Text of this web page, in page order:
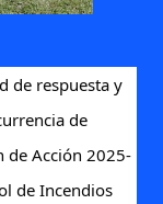
de respuesta y
de
de Acción 2025-
de Incendios